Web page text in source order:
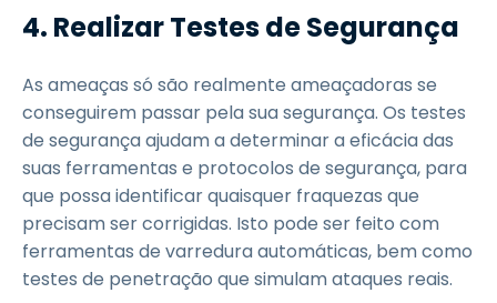
4. Realizar Testes de Segurança
As ameaças só são realmente ameaçadoras se
conseguirem passar pela sua segurança. Os testes
de segurança ajudam a determinar a eficácia das
suas ferramentas e protocolos de segurança, para
que possa identificar quaisquer fraquezas que
precisam ser corrigidas. Isto pode ser feito com
ferramentas de varredura automáticas, bem como
testes de penetração que simulam ataques reais.